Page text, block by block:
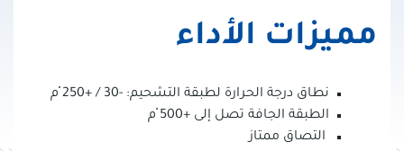
مميزات الأداء
نطاق درجة الحرارة لطبقة التشحيم: -30 / +250 ْم
الطبقة الجافة تصل إلى +500 ْم
التصاق ممتاز